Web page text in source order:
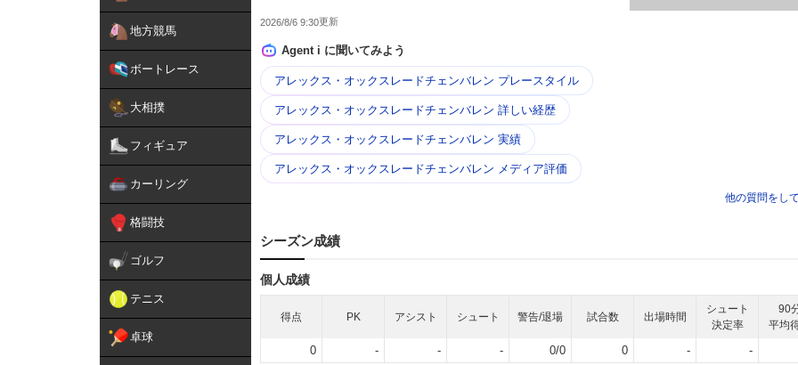
地方競馬
ボートレース
大相撲
フィギュア
カーリング
格闘技
ゴルフ
テニス
卓球
2026/8/6 9:30
Agent i に聞いてみよう
アレックス・オックスレードチェンバレン プレースタイル
アレックス・オックスレードチェンバレン 詳しい経歴
アレックス・オックスレードチェンバレン 実績
アレックス・オックスレードチェンバレン メディア評価
他の質問をし
シーズン成績
個人成績
得点 PK アシスト シュート 警告/退場 試合数 出場時間
シュート
決定率
90
平均
0 - - - 0/0 0 - -